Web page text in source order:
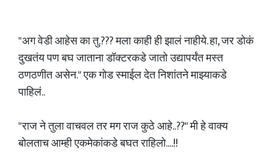
"अग वेडी आहेस का तु.??? मला काही ही झालं नाहीये. हा, जर डोकं
दुखतंय पण बघ जाताना डॉक्टरकडे जातो उद्यापर्यंत मस्त
ठणठणीत असेन." एक गोड स्माईल देत निशांतने माझ्याकडे
पाहिलं..
"राज ने तुला वाचवल तर मग राज कुठे आहे..??" मी हे वाक्य
बोलताच आम्ही एकमेकांकडे बघत राहिलो....!!